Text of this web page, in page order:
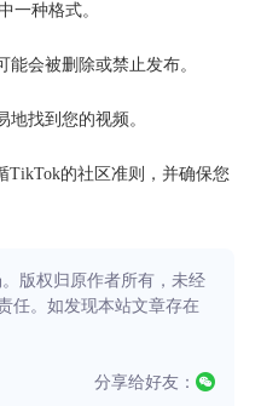
一种格式。
会被删除或禁止发布。
找到您的视频。
TikTok的社区准则，并确保您
版权归原作者所有，未经
任。如发现本站文章存在
分享给好友：